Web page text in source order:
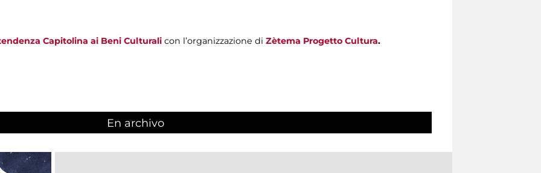
Capitolina ai Beni Culturali con l’organizzazione di Zètema Progetto Cultura.
En archivo